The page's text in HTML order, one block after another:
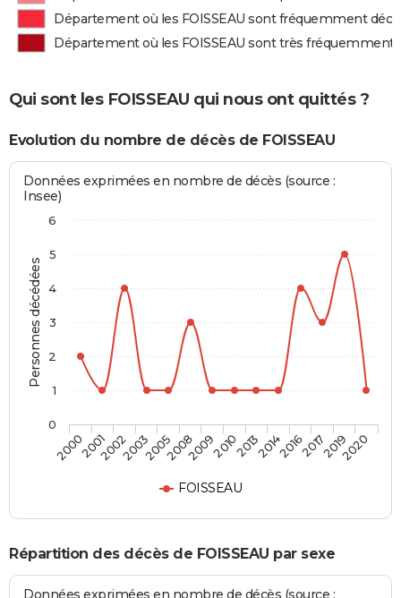
Département où les FOISSEAU sont fréquemment
Département où les FOISSEAU sont très fréquemment
Qui sont les FOISSEAU qui nous ont quittés ?
Evolution du nombre de décès de FOISSEAU
Personnes décédées
Données exprimées en nombre de décès (source :
Insee)
FOISSEAU
20002001200220032005200820092010201320142016201720192020
0
1
2
3
4
5
6
Répartition des décès de FOISSEAU par sexe
Données exprimées en nombre de décès (source :